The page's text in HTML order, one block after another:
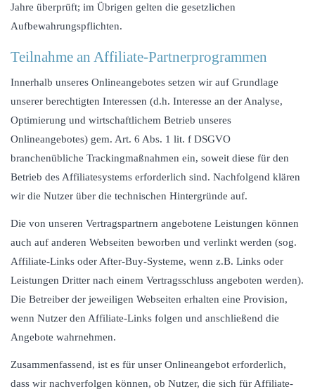
Jahre überprüft; im Übrigen gelten die gesetzlichen
Aufbewahrungspflichten.
Teilnahme an Affiliate-Partnerprogrammen
Innerhalb unseres Onlineangebotes setzen wir auf Grundlage
unserer berechtigten Interessen (d.h. Interesse an der Analyse,
Optimierung und wirtschaftlichem Betrieb unseres
Onlineangebotes) gem. Art. 6 Abs. 1 lit. f DSGVO
branchenübliche Trackingmaßnahmen ein, soweit diese für den
Betrieb des Affiliatesystems erforderlich sind. Nachfolgend klären
wir die Nutzer über die technischen Hintergründe auf.
Die von unseren Vertragspartnern angebotene Leistungen können
auch auf anderen Webseiten beworben und verlinkt werden (sog.
Affiliate-Links oder After-Buy-Systeme, wenn z.B. Links oder
Leistungen Dritter nach einem Vertragsschluss angeboten werden).
Die Betreiber der jeweiligen Webseiten erhalten eine Provision,
wenn Nutzer den Affiliate-Links folgen und anschließend die
Angebote wahrnehmen.
Zusammenfassend, ist es für unser Onlineangebot erforderlich,
dass wir nachverfolgen können, ob Nutzer, die sich für Affiliate-